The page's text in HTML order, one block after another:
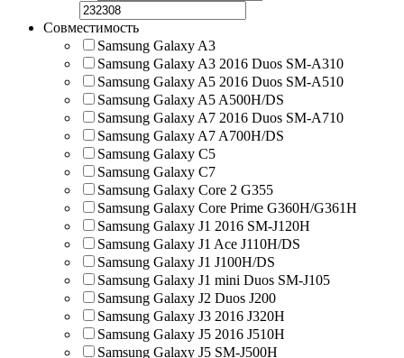
Совместимость
Samsung Galaxy A3
Samsung Galaxy A3 2016 Duos SM-A310
Samsung Galaxy A5 2016 Duos SM-A510
Samsung Galaxy A5 A500H/DS
Samsung Galaxy A7 2016 Duos SM-A710
Samsung Galaxy A7 A700H/DS
Samsung Galaxy C5
Samsung Galaxy C7
Samsung Galaxy Core 2 G355
Samsung Galaxy Core Prime G360H/G361H
Samsung Galaxy J1 2016 SM-J120H
Samsung Galaxy J1 Ace J110H/DS
Samsung Galaxy J1 J100H/DS
Samsung Galaxy J1 mini Duos SM-J105
Samsung Galaxy J2 Duos J200
Samsung Galaxy J3 2016 J320H
Samsung Galaxy J5 2016 J510H
Samsung Galaxy J5 SM-J500H